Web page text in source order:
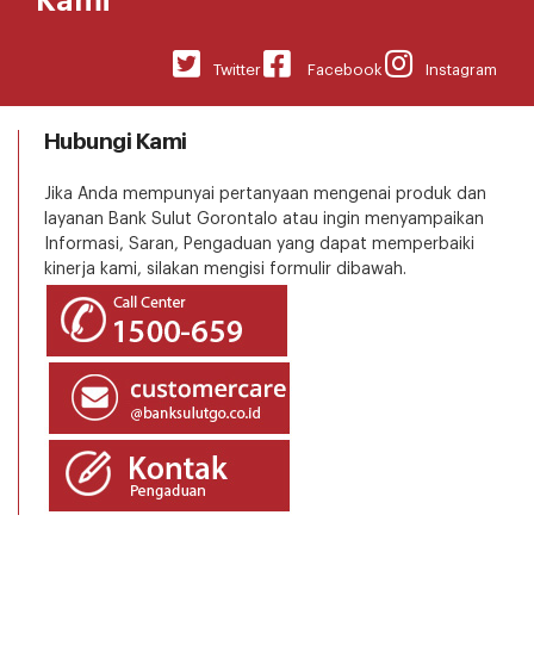
Instagram
Facebook
Twitter
Hubungi Kami
Jika Anda mempunyai pertanyaan mengenai produk dan
layanan Bank Sulut Gorontalo atau ingin menyampaikan
Informasi, Saran, Pengaduan yang dapat memperbaiki
kinerja kami, silakan mengisi formulir dibawah.